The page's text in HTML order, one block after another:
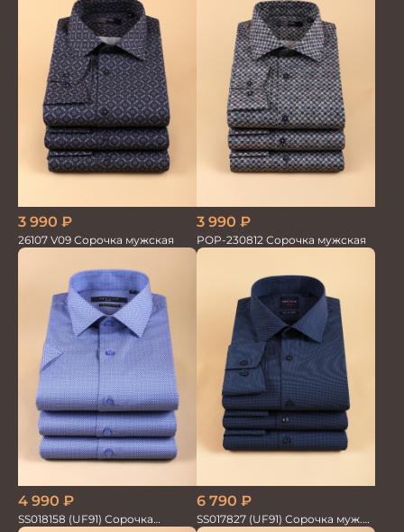
3 990 ₽
26107 V09 Сорочка мужская
3 990 ₽
POP-230812 Сорочка мужская
4 990 ₽
SS018158 (UF91) Сорочка
6 790 ₽
SS017827 (UF91) Сорочка муж.